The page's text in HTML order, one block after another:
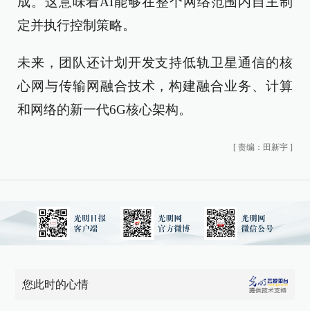
定并执行控制策略。
未来，团队还计划开发支持低轨卫星通信的核
心网与传输网融合技术，构建融合业务、计算
和网络的新一代6G核心架构。
[ 责编：田新宇 ]
您此时的心情